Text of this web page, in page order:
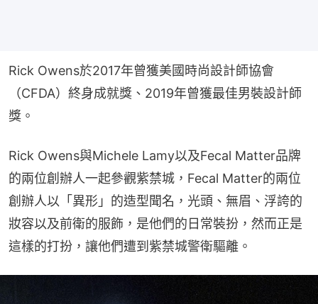
Rick Owens於2017年曾獲美國時尚設計師協會
（CFDA）終身成就獎、2019年曾獲最佳男裝設計師
獎。
Rick Owens與Michele Lamy以及Fecal Matter品牌
的兩位創辦人一起參觀紫禁城，Fecal Matter的兩位
創辦人以「異形」的造型聞名，光頭、無眉、浮誇的
妝容以及前衛的服飾，是他們的日常裝扮，然而正是
這樣的打扮，讓他們遭到紫禁城警衛驅離。